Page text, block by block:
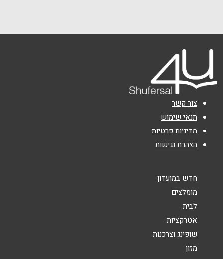
טלפון
אימייל*
נושא*
אנא חזרו אלי בקשר ל...
צור קשר
תנאי שימוש
מדיניות פרטיות
הצהרת נגישות
חדש במועדון
מומלצים
לבית
אטרקציות
שופינג וצרכנות
מזון